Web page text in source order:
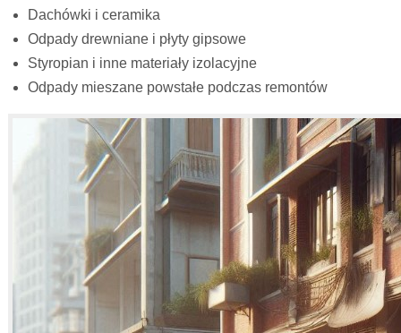
Dachówki i ceramika
Odpady drewniane i płyty gipsowe
Styropian i inne materiały izolacyjne
Odpady mieszane powstałe podczas remontów